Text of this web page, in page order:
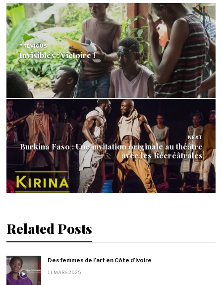
Navigation
de
l’article
PREVIOUS
Invisibles : Victoire !
NEXT
Burkina Faso : Une invitation originale au théâtre
avec les Récréâtrales
Related Posts
Des femmes de l’art en Côte d’Ivoire
11 MARS 2025